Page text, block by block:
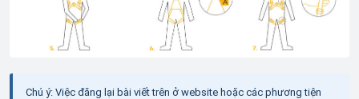
Chú ý: Việc đăng lại bài viết trên ở website hoặc các phương tiện